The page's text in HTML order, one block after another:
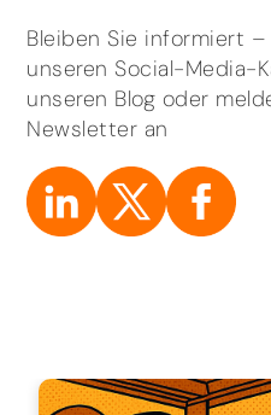
Bleiben Sie informiert
unseren Social-Media-
unseren Blog oder
Newsletter an